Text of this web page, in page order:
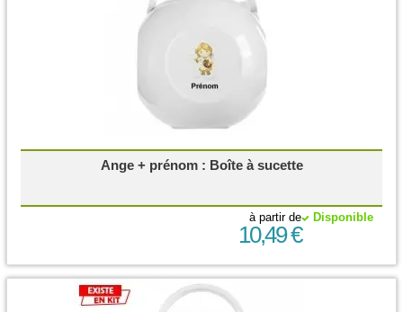
Ange + prénom : Boîte à sucette
Disponible
à partir de
10,49 €